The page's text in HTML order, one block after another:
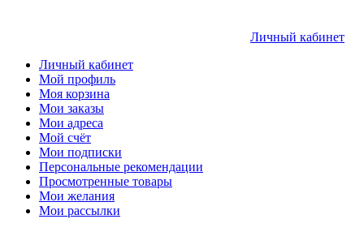
Личный кабинет
Личный кабинет
Мой профиль
Моя корзина
Мои заказы
Мои адреса
Мой счёт
Мои подписки
Персональные рекомендации
Просмотренные товары
Мои желания
Мои рассылки